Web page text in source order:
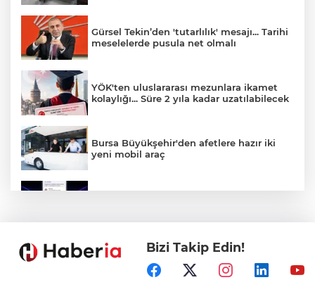
Gürsel Tekin’den 'tutarlılık' mesajı... Tarihi
meselelerde pusula net olmalı
YÖK'ten uluslararası mezunlara ikamet
kolaylığı... Süre 2 yıla kadar uzatılabilecek
Bursa Büyükşehir'den afetlere hazır iki
yeni mobil araç
Yalova'da makine arızası yapan tanker
güvenli bölgeye çekildi
Bizi Takip Edin!